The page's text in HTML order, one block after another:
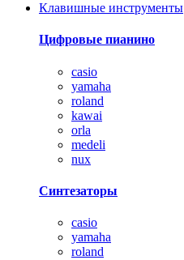
Клавишные инструменты
Цифровые пианино
casio
yamaha
roland
kawai
orla
medeli
nux
Синтезаторы
casio
yamaha
roland